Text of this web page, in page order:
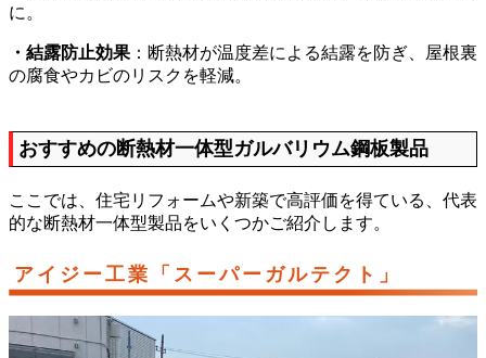
に。
・結露防止効果 ：断熱材が温度差による結露を防ぎ、屋根裏
の腐食やカビのリスクを軽減。
おすすめの断熱材一体型ガルバリウム鋼板製品
ここでは、住宅リフォームや新築で高評価を得ている、代表
的な断熱材一体型製品をいくつかご紹介します。
アイジー工業「スーパーガルテクト」